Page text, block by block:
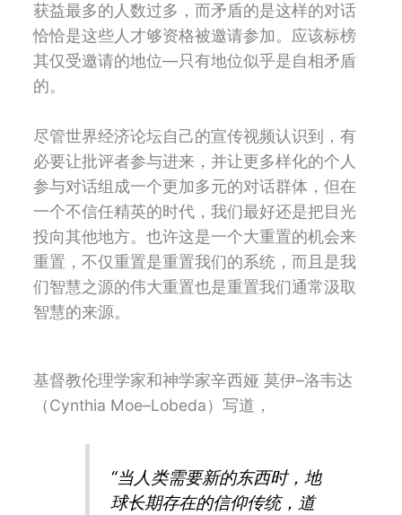
获益最多的人数过多，而矛盾的是这样的对话
恰恰是这些人才够资格被邀请参加。应该标榜
其仅受邀请的地位—只有地位似乎是自相矛盾
的。
尽管世界经济论坛自己的宣传视频认识到，有
必要让批评者参与进来，并让更多样化的个人
参与对话组成一个更加多元的对话群体，但在
一个不信任精英的时代，我们最好还是把目光
投向其他地方。也许这是一个大重置的机会来
重置，不仅重置是重置我们的系统，而且是我
们智慧之源的伟大重置也是重置我们通常汲取
智慧的来源。
基督教伦理学家和神学家辛西娅 莫伊–洛韦达
（Cynthia Moe–Lobeda）写道，
“当人类需要新的东西时，地
球长期存在的信仰传统，道